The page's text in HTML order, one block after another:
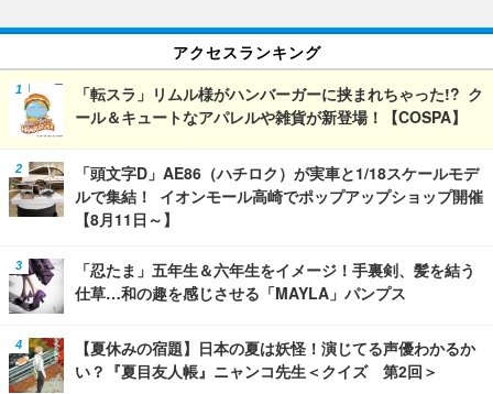
アクセスランキング
「転スラ」リムル様がハンバーガーに挟まれちゃった!? ク
ール＆キュートなアパレルや雑貨が新登場！【COSPA】
「頭文字D」AE86（ハチロク）が実車と1/18スケールモデ
ルで集結！ イオンモール高崎でポップアップショップ開催
【8月11日～】
「忍たま」五年生＆六年生をイメージ！手裏剣、髪を結う
仕草…和の趣を感じさせる「MAYLA」パンプス
【夏休みの宿題】日本の夏は妖怪！演じてる声優わかるか
い？『夏目友人帳』ニャンコ先生＜クイズ 第2回＞